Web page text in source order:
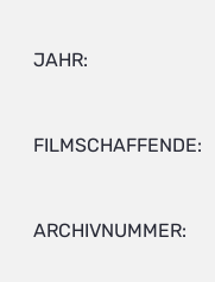
JAHR:
FILMSCHAFFENDE:
ARCHIVNUMMER: